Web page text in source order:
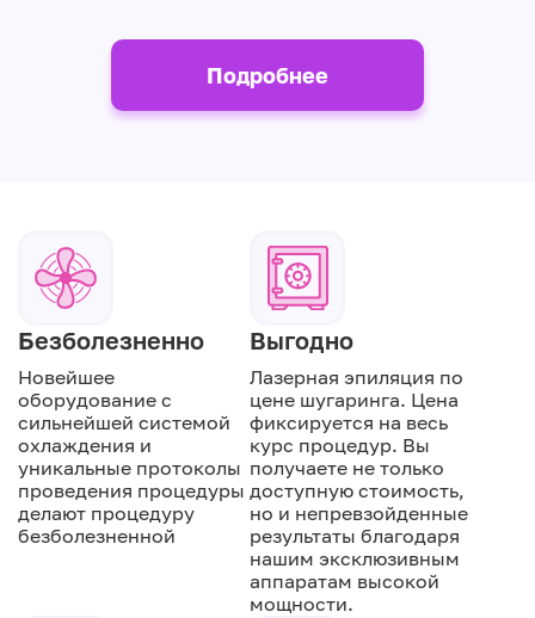
Подробнее
Безболезненно
Новейшее
оборудование с
сильнейшей системой
охлаждения и
уникальные протоколы
проведения процедуры
делают процедуру
безболезненной
Выгодно
Лазерная эпиляция по
цене шугаринга. Цена
фиксируется на весь
курс процедур. Вы
получаете не только
доступную стоимость,
но и непревзойденные
результаты благодаря
нашим эксклюзивным
аппаратам высокой
мощности.